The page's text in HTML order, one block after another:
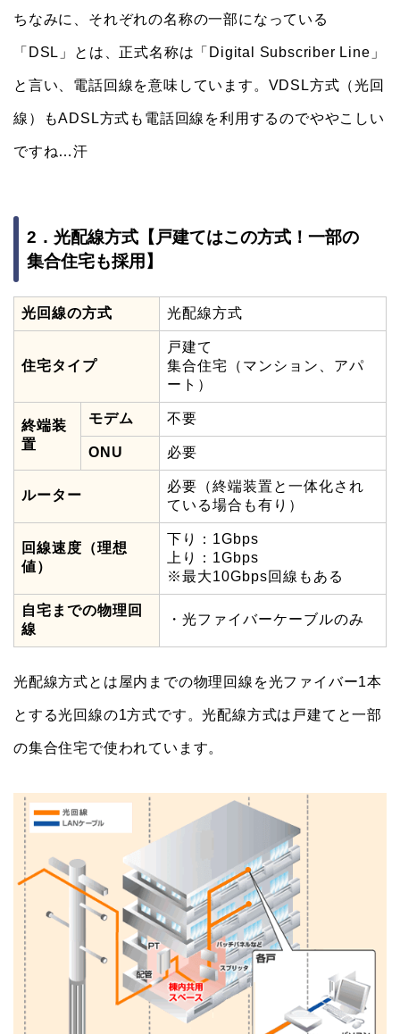
ちなみに、それぞれの名称の一部になっている
「DSL」とは、正式名称は「Digital Subscriber Line」
と言い、電話回線を意味しています。VDSL方式（光回
線）もADSL方式も電話回線を利用するのでややこしい
ですね…汗
2．光配線方式【戸建てはこの方式！一部の
集合住宅も採用】
光回線の方式 光配線方式
住宅タイプ
戸建て
集合住宅（マンション、アパ
ート）
終端装
置
モデム 不要
ONU 必要
ルーター
必要（終端装置と一体化され
ている場合も有り）
回線速度（理想
値）
下り：1Gbps
上り：1Gbps
※最大10Gbps回線もある
自宅までの物理回
線
・光ファイバーケーブルのみ
光配線方式とは屋内までの物理回線を光ファイバー1本
とする光回線の1方式です。光配線方式は戸建てと一部
の集合住宅で使われています。